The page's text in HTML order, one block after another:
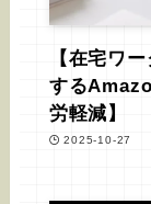
【在宅ワ
する
労軽減】
2025-10-27